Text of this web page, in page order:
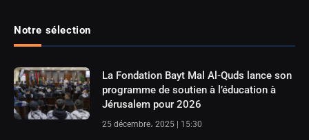
Notre sélection
La Fondation Bayt Mal Al-Quds lance son
programme de soutien à l’éducation à
Jérusalem pour 2026
25 décembre، 2025 | 15:30